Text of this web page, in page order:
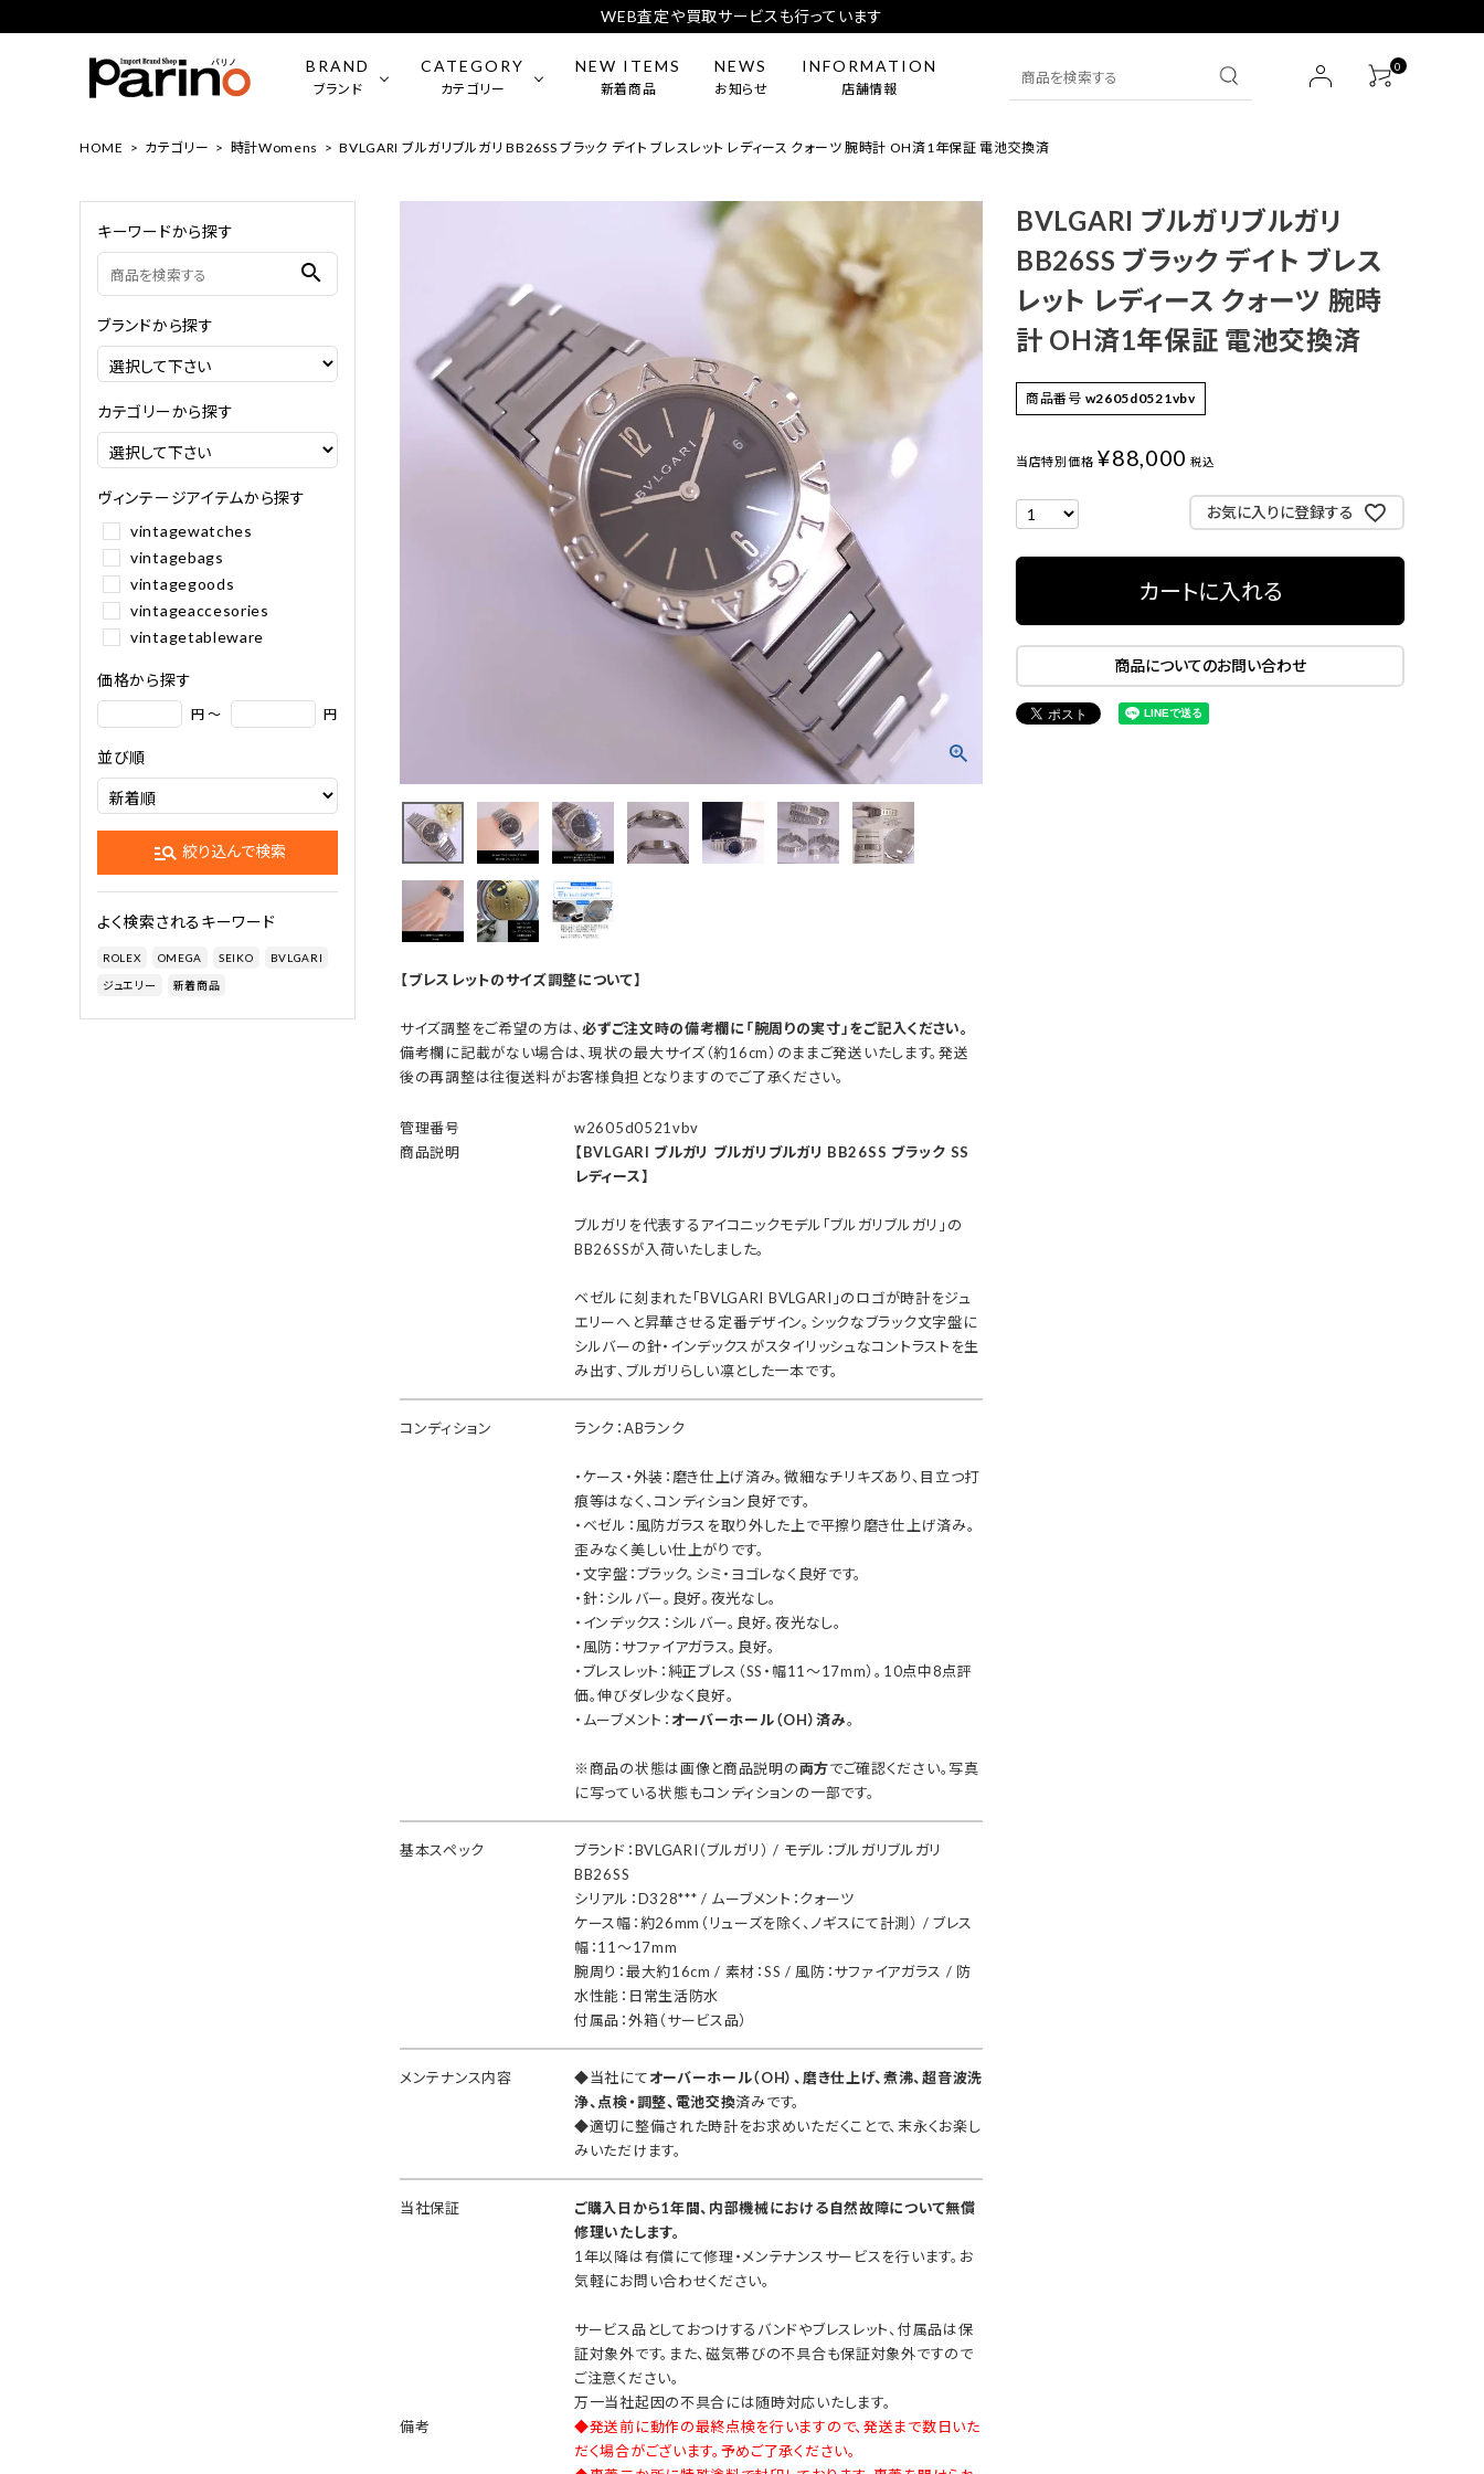
WEB査定や買取サービスも行っています
BRAND
ブランド
BREITLING
FRANCK MULLER CHANEL HERMES
LOUIS VUITTON Tiffany&Co. MEISSEN その他ブランド一覧
CATEGORY
カテゴリー
食器 その他
NEW ITEMS
新着商品
NEWS
お知らせ
INFORMATION
店舗情報
0
HOME カテゴリー 時計Womens BVLGARI ブルガリブルガリ BB26SS ブラック デイト ブレスレット レディース クォーツ 腕時計 OH済1年保証 電池交換済
キーワードから探す
search
ブランドから探す
カテゴリーから探す
ヴィンテージアイテムから探す
vintagewatches
vintagebags
vintagegoods
vintageaccesories
vintagetableware
価格から探す
円 ～ 円
並び順
manage_search 絞り込んで検索
よく検索されるキーワード
ROLEX OMEGA SEIKO BVLGARI
ジュエリー 新着商品 【ブレスレットのサイズ調整について】
サイズ調整をご希望の方は、必ずご注文時の備考欄に「腕周りの実寸」をご記入ください。
備考欄に記載がない場合は、現状の最大サイズ（約16cm）のままご発送いたします。発送
後の再調整は往復送料がお客様負担となりますのでご了承ください。
管理番号
w2605d0521vbv
商品説明
【BVLGARI ブルガリ ブルガリブルガリ BB26SS ブラック SS
レディース】
ブルガリを代表するアイコニックモデル「ブルガリブルガリ」の
BB26SSが入荷いたしました。
ベゼルに刻まれた「BVLGARI BVLGARI」のロゴが時計をジュ
エリーへと昇華させる定番デザイン。シックなブラック文字盤に
シルバーの針・インデックスがスタイリッシュなコントラストを生
み出す、ブルガリらしい凛とした一本です。
コンディション ランク：ABランク
・ケース・外装：磨き仕上げ済み。微細なチリキズあり、目立つ打
痕等はなく、コンディション良好です。
・ベゼル：風防ガラスを取り外した上で平擦り磨き仕上げ済み。
歪みなく美しい仕上がりです。
・文字盤：ブラック。シミ・ヨゴレなく良好です。
・針：シルバー。良好。夜光なし。
・インデックス：シルバー。良好。夜光なし。
・風防：サファイアガラス。良好。
・ブレスレット：純正ブレス（SS・幅11～17mm）。10点中8点評
価。伸びダレ少なく良好。
・ムーブメント： オーバーホール（OH）済み。
※商品の状態は画像と商品説明の両方でご確認ください。写真
に写っている状態もコンディションの一部です。
基本スペック
ブランド：BVLGARI（ブルガリ） / モデル：ブルガリブルガリ
BB26SS
シリアル：D328*** / ムーブメント：クォーツ
ケース幅：約26mm（リューズを除く、ノギスにて計測） / ブレス
幅：11～17mm
腕周り：最大約16cm / 素材：SS / 風防：サファイアガラス / 防
水性能：日常生活防水
付属品：外箱（サービス品）
メンテナンス内容 ◆当社にてオーバーホール（OH）、磨き仕上げ、煮沸、超音波洗
浄、点検・調整、電池交換済みです。
◆適切に整備された時計をお求めいただくことで、末永くお楽し
みいただけます。
当社保証
ご購入日から1年間、内部機械における自然故障について無償
修理いたします。
1年以降は有償にて修理・メンテナンスサービスを行います。お
気軽にお問い合わせください。
サービス品としておつけするバンドやブレスレット、付属品は保
証対象外です。また、磁気帯びの不具合も保証対象外ですので
ご注意ください。
万一当社起因の不具合には随時対応いたします。
備考
◆発送前に動作の最終点検を行いますので、発送まで数日いた
だく場合がございます。予めご了承ください。
BVLGARI ブルガリブルガリ
BB26SS ブラック デイト ブレス
レット レディース クォーツ 腕時
計 OH済1年保証 電池交換済
商品番号 w2605d0521vbv
当店特別価格 ¥88,000 税込
お気に入りに登録する
カートに入れる
商品についてのお問い合わせ